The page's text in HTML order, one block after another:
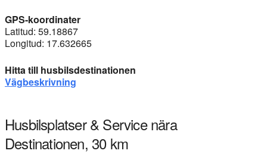
GPS-koordinater
Latitud: 59.18867
Longitud: 17.632665
Hitta till husbilsdestinationen
Vägbeskrivning
Husbilsplatser & Service nära
Destinationen, 30 km